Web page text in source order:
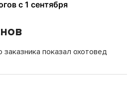
показал охотовед